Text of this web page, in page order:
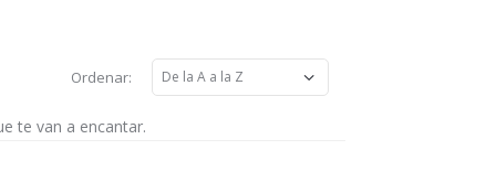
Ordenar:
te van a encantar.